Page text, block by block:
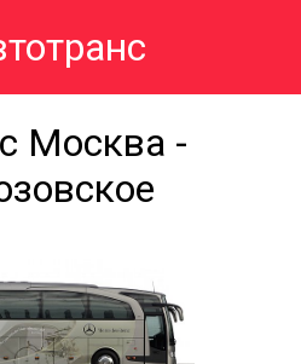
Москва -